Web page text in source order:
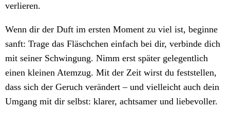
verlieren.
Wenn dir der Duft im ersten Moment zu viel ist, beginne
sanft: Trage das Fläschchen einfach bei dir, verbinde dich
mit seiner Schwingung. Nimm erst später gelegentlich
einen kleinen Atemzug. Mit der Zeit wirst du feststellen,
dass sich der Geruch verändert – und vielleicht auch dein
Umgang mit dir selbst: klarer, achtsamer und liebevoller.